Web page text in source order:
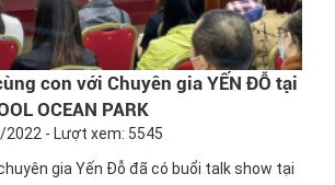
con với Chuyên gia YẾN ĐỖ tại
OCEAN PARK
2022 - Lượt xem: 5545
gia Yến Đỗ đã có buổi talk show tại